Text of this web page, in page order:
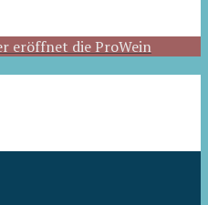
eröffnet die ProWein